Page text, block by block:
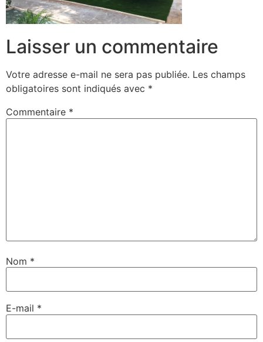
Laisser un commentaire
Votre adresse e-mail ne sera pas publiée. Les champs
obligatoires sont indiqués avec *
Commentaire *
Nom *
E-mail *